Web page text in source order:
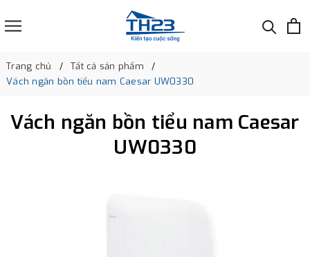
Trang chủ
Tất cả sản phẩm
Vách ngăn bồn tiểu nam Caesar UW0330
Vách ngăn bồn tiểu nam Caesar
UW0330